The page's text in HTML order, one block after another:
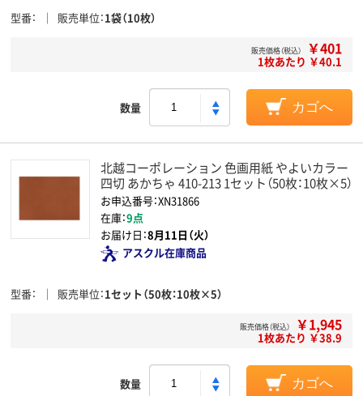
型番 販売単位 1袋（10枚）
販売価格（税込） ￥401
1枚あたり ￥40.1
数量 カゴへ
北越コーポレーション 色画用紙 やよいカラー
四切 あかちゃ 410-213 1セット（50枚：10枚×5）
お申込番号：XN31866
在庫：9点
お届け日：8月11日（火）
アスクル在庫商品
型番 販売単位 1セット（50枚：10枚×5）
販売価格（税込） ￥1,945
1枚あたり ￥38.9
数量 カゴへ